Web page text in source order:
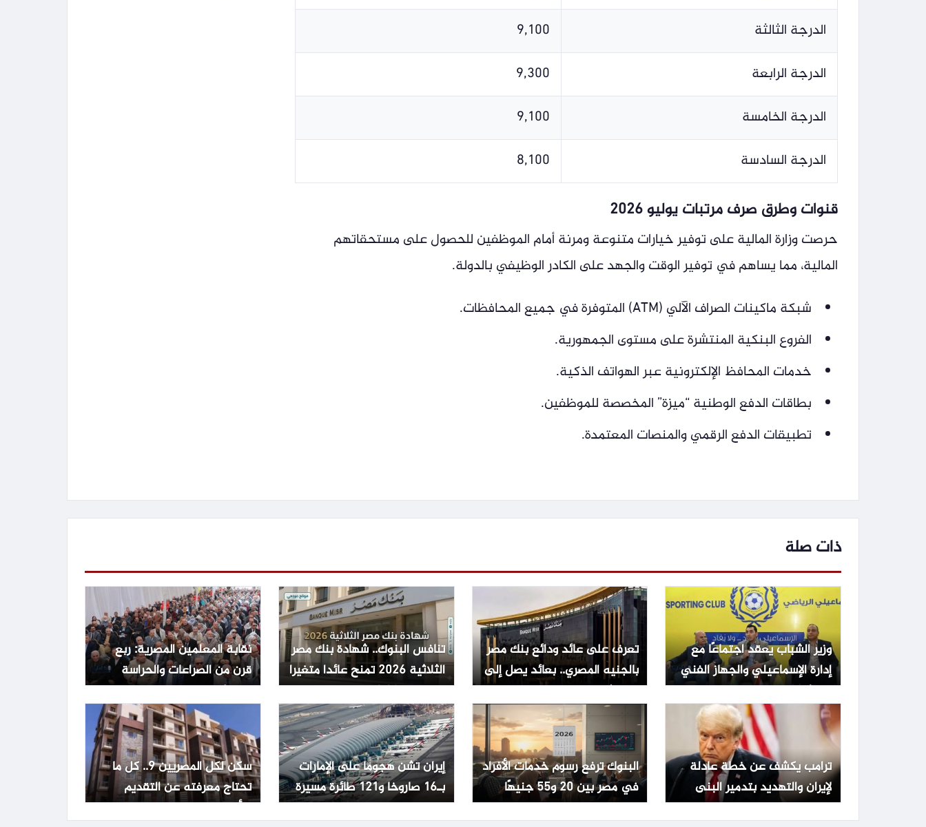
الدرجة الثالثة
9,100
الدرجة الرابعة
9,300
الدرجة الخامسة
9,100
الدرجة السادسة
8,100
قنوات وطرق صرف مرتبات يوليو 2026
حرصت وزارة المالية على توفير خيارات متنوعة ومرنة أمام الموظفين للحصول على مستحقاتهم
المالية، مما يساهم في توفير الوقت والجهد على الكادر الوظيفي بالدولة.
شبكة ماكينات الصراف الآلي (ATM) المتوفرة في جميع المحافظات.
الفروع البنكية المنتشرة على مستوى الجمهورية.
خدمات المحافظ الإلكترونية عبر الهواتف الذكية.
بطاقات الدفع الوطنية “ميزة” المخصصة للموظفين.
تطبيقات الدفع الرقمي والمنصات المعتمدة.
ذات صلة
وزير الشباب يعقد اجتماعًا مع
إدارة الإسماعيلي والجهاز الفني
لبحث أوضاع الفريق
تعرف على عائد ودائع بنك مصر
بالجنيه المصري.. بعائد يصل إلى
14% | بنوك
تنافس البنوك.. شهادة بنك مصر
الثلاثية 2026 تمنح عائدا متغيرا
يصل الى 19.82% مع صرف
شهري
نقابة المعلمين المصرية: ربع
قرن من الصراعات والحراسة
القضائية وانتخابات وحيدة
ترامب يكشف عن خطة عادلة
لإيران والتهديد بتدمير البنى
التحتية في حال الرفض
البنوك ترفع رسوم خدمات الأفراد
في مصر بين 20 و55 جنيهًا
إيران تشن هجوما على الإمارات
بـ16 صاروخا و121 طائرة مسيرة
سكن لكل المصريين 9.. كل ما
تحتاج معرفته عن التقديم
والأوراق المطلوبة